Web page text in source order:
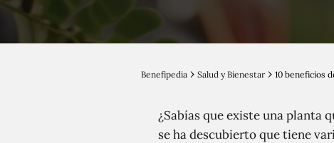
Benefipedia Salud y Bienestar 10 beneficios
¿Sabías que existe una planta
se ha descubierto que tiene